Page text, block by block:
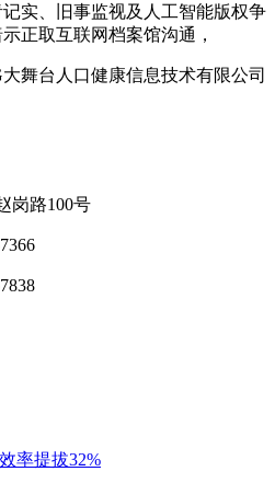
实、旧事监视及人工智能版权争
正取互联网档案馆沟通，
舞台人口健康信息技术有限公司
岗路100号
率提拔32%